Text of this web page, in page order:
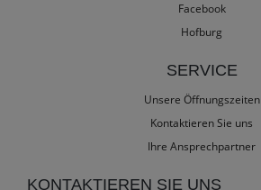
Facebook
Hofburg
SERVICE
Unsere Öffnungszeiten
Kontaktieren Sie uns
Ihre Ansprechpartner
KONTAKTIEREN SIE UNS